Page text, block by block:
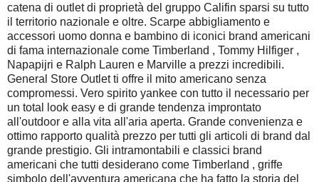
catena di outlet di proprietà del gruppo Califin sparsi su tutto
il territorio nazionale e oltre. Scarpe abbigliamento e
accessori uomo donna e bambino di iconici brand americani
di fama internazionale come Timberland , Tommy Hilfiger ,
Napapijri e Ralph Lauren e Marville a prezzi incredibili.
General Store Outlet ti offre il mito americano senza
compromessi. Vero spirito yankee con tutto il necessario per
un total look easy e di grande tendenza improntato
all'outdoor e alla vita all'aria aperta. Grande convenienza e
ottimo rapporto qualità prezzo per tutti gli articoli di brand dal
grande prestigio. Gli intramontabili e classici brand
americani che tutti desiderano come Timberland , griffe
simbolo dell'avventura americana che ha fatto la storia del